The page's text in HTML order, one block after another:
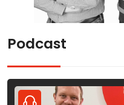
Podcast